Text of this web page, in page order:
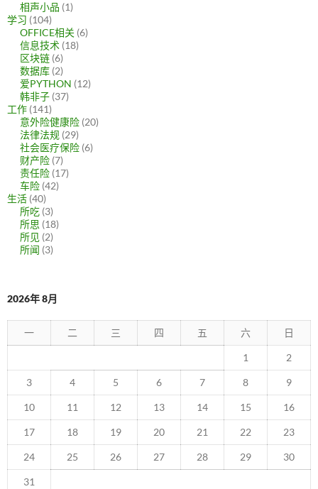
相声小品 (1)
学习 (104)
OFFICE相关 (6)
信息技术 (18)
区块链 (6)
数据库 (2)
爱PYTHON (12)
韩非子 (37)
工作 (141)
意外险健康险 (20)
法律法规 (29)
社会医疗保险 (6)
财产险 (7)
责任险 (17)
车险 (42)
生活 (40)
所吃 (3)
所思 (18)
所见 (2)
所闻 (3)
2026年 8月
一 二 三 四 五 六 日
1 2
3 4 5 6 7 8 9
10 11 12 13 14 15 16
17 18 19 20 21 22 23
24 25 26 27 28 29 30
31